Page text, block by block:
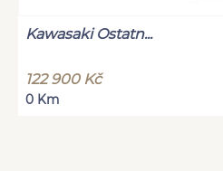
Kawasaki Ostatn...
122 900 Kč
0 Km